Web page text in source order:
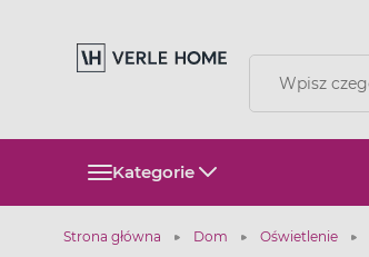
Kategorie
Strona główna Dom Oświetlenie